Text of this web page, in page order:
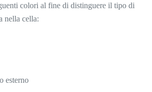
colori al fine di distinguere il tipo di
nella cella:
esterno